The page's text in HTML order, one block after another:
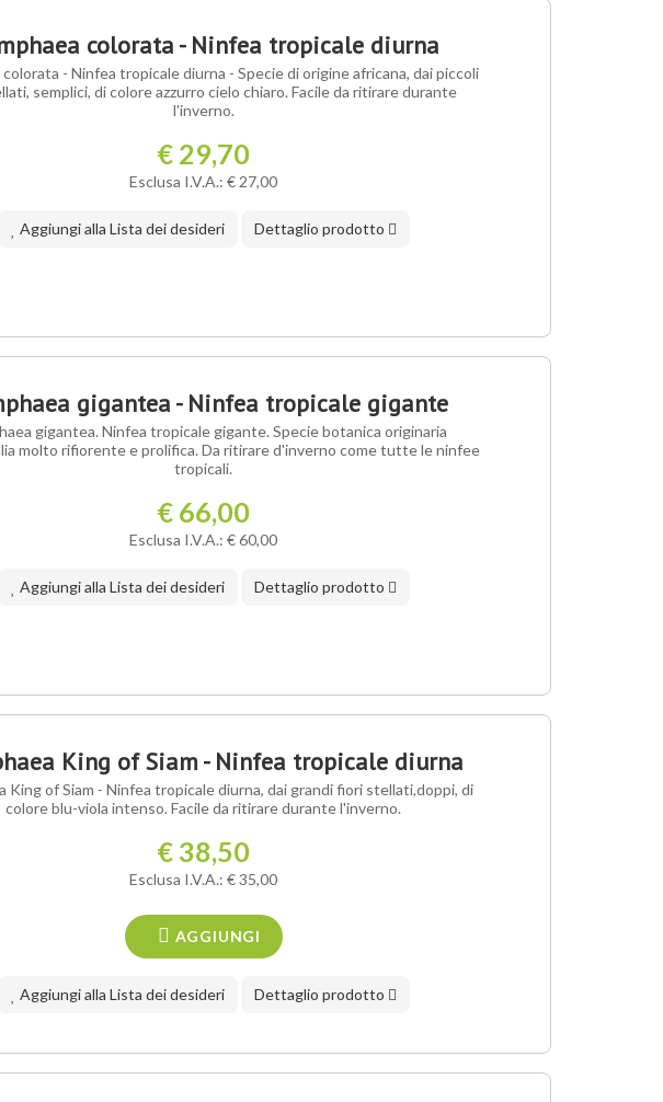
colorata - Ninfea tropicale diurna
colorata - Ninfea tropicale diurna - Specie di origine africana, dai piccoli
semplici, di colore azzurro cielo chiaro. Facile da ritirare durante
l'inverno.
€ 29,70
Esclusa I.V.A.: € 27,00
Aggiungi alla Lista dei desideri Dettaglio prodotto
gigantea - Ninfea tropicale gigante
gigantea. Ninfea tropicale gigante. Specie botanica originaria
molto rifiorente e prolifica. Da ritirare d'inverno come tutte le ninfee
tropicali.
€ 66,00
Esclusa I.V.A.: € 60,00
Aggiungi alla Lista dei desideri Dettaglio prodotto
King of Siam - Ninfea tropicale diurna
King of Siam - Ninfea tropicale diurna, dai grandi fiori stellati,doppi, di
colore blu-viola intenso. Facile da ritirare durante l'inverno.
€ 38,50
Esclusa I.V.A.: € 35,00
AGGIUNGI
Aggiungi alla Lista dei desideri Dettaglio prodotto